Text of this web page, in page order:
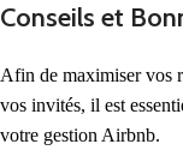
Conseils et
Afin de maximiser vos
vos invités, il est
votre gestion Airbnb.